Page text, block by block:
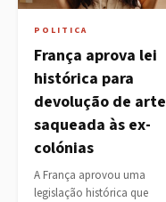
POLITICA
França aprova lei
histórica para
devolução de arte
saqueada às ex-
colónias
A França aprovou uma
legislação histórica que